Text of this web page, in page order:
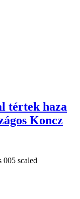
tértek haza
Koncz